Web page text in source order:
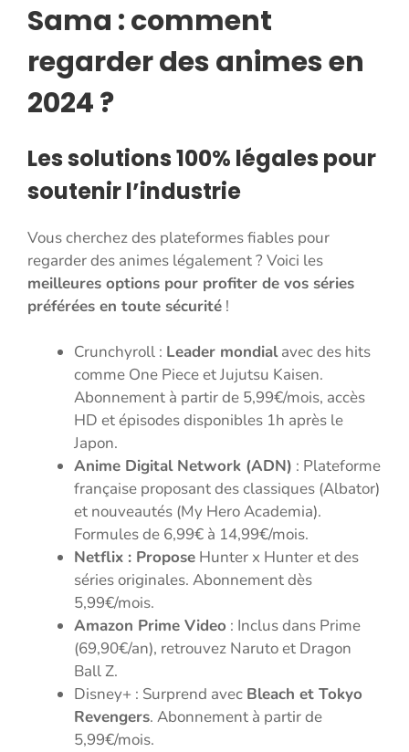
Sama : comment
regarder des animes en
2024 ?
Les solutions 100% légales pour
soutenir l’industrie
Vous cherchez des plateformes fiables pour
regarder des animes légalement ? Voici les
meilleures options pour profiter de vos séries
préférées en toute sécurité !
Crunchyroll : Leader mondialavec des hits
comme One Piece et Jujutsu Kaisen.
Abonnement à partir de 5,99€/mois, accès
HD et épisodes disponibles 1h après le
Japon.
Anime Digital Network (ADN) : Plateforme
française proposant des classiques (Albator)
et nouveautés (My Hero Academia).
Formules de 6,99€ à 14,99€/mois.
Netflix : Propose Hunter x Hunter et des
séries originales. Abonnement dès
5,99€/mois.
Amazon Prime Video : Inclus dans Prime
(69,90€/an), retrouvez Naruto et Dragon
Ball Z.
Disney+ : Surprend avec Bleach et Tokyo
Revengers. Abonnement à partir de
5,99€/mois.